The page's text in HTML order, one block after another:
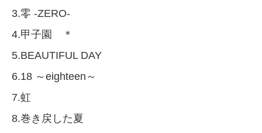
3.零 -ZERO-
4.甲子園 ＊
5.BEAUTIFUL DAY
6.18 ～eighteen～
7.虹
8.巻き戻した夏